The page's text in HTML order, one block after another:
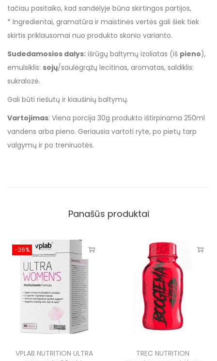
tačiau pasitaiko, kad sandėlyje būna skirtingos partijos,
* Ingredientai, gramatūra ir maistinės vertės gali šiek tiek
skirtis priklausomai nuo produkto skonio varianto.
Sudedamosios dalys: išrūgų baltymų izoliatas (iš pieno),
emulsiklis: sojų/saulėgrąžų lecitinas, aromatas, saldiklis:
sukralozė.
Gali būti riešutų ir kiaušinių baltymų.
Vartojimas: Viena porcija 30g produkto ištirpinama 250ml
vandens arba pieno. Geriausia vartoti ryte, po pietų tarp
valgymų ir po treniruotės.
Panašūs produktai
-36%
VPLAB NUTRITION ULTRA
TREC NUTRITION